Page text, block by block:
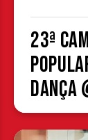
23ª
Dança